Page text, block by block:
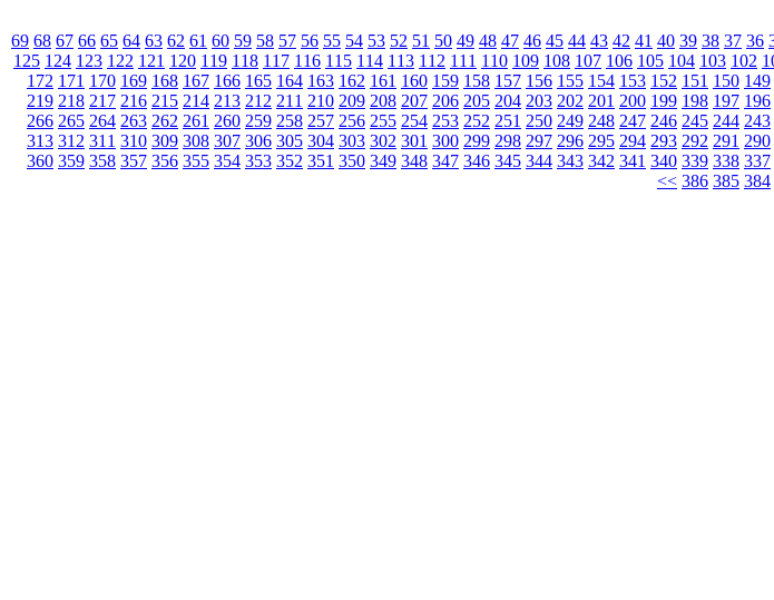
36
37
38
39
40
41
42
43
44
45
46
47
48
49
50
51
52
53
54
55
56
57
58
59
60
61
62
63
64
65
66
67
68
69
102
103
104
105
106
107
108
109
110
111
112
113
114
115
116
117
118
119
120
121
122
123
124
125
149
150
151
152
153
154
155
156
157
158
159
160
161
162
163
164
165
166
167
168
169
170
171
172
196
197
198
199
200
201
202
203
204
205
206
207
208
209
210
211
212
213
214
215
216
217
218
219
243
244
245
246
247
248
249
250
251
252
253
254
255
256
257
258
259
260
261
262
263
264
265
266
290
291
292
293
294
295
296
297
298
299
300
301
302
303
304
305
306
307
308
309
310
311
312
313
337
338
339
340
341
342
343
344
345
346
347
348
349
350
351
352
353
354
355
356
357
358
359
360
384
385
386
>>